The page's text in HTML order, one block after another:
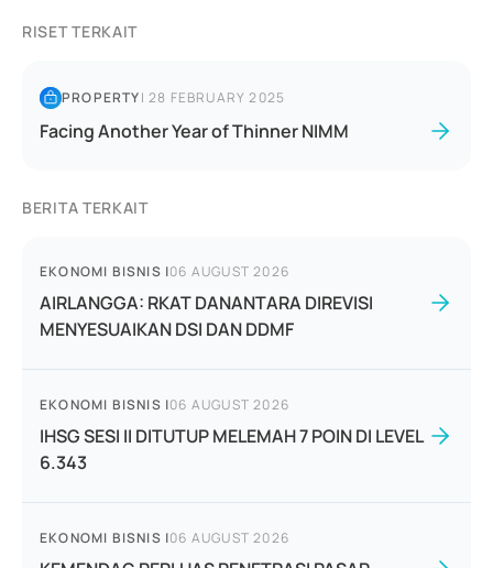
RISET TERKAIT
PROPERTY|28 FEBRUARY 2025
Facing Another Year of Thinner NIMM
BERITA TERKAIT
EKONOMI BISNIS |06 AUGUST 2026
AIRLANGGA: RKAT DANANTARA DIREVISI
MENYESUAIKAN DSI DAN DDMF
EKONOMI BISNIS |06 AUGUST 2026
IHSG SESI II DITUTUP MELEMAH 7 POIN DI LEVEL
6.343
EKONOMI BISNIS |06 AUGUST 2026